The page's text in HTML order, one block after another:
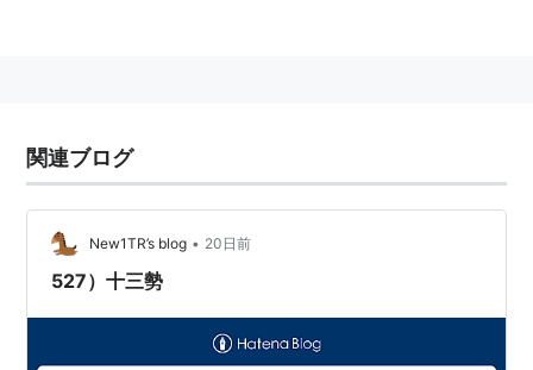
関連ブログ
New1TR’s blog • 20日前
527）十三勢